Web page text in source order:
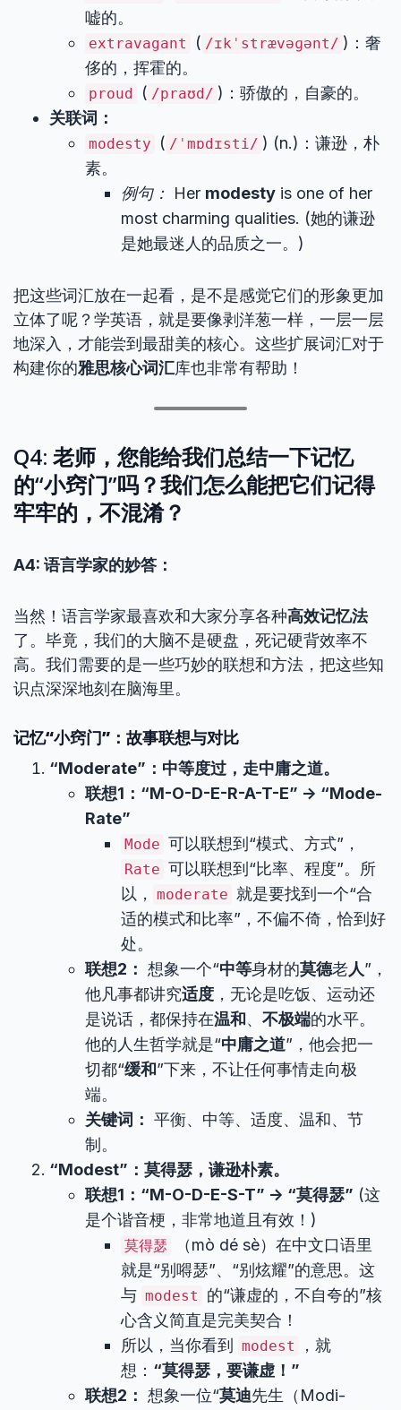
嘘的。
extravagant ( /ɪkˈstrævəɡənt/ )：奢
侈的，挥霍的。
proud ( /praʊd/ )：骄傲的，自豪的。
关联词：
modesty ( /ˈmɒdɪsti/ ) (n.)：谦逊，朴
素。
例句： Her modesty is one of her
most charming qualities. (她的谦逊
是她最迷人的品质之一。)
把这些词汇放在一起看，是不是感觉它们的形象更加
立体了呢？学英语，就是要像剥洋葱一样，一层一层
地深入，才能尝到最甜美的核心。这些扩展词汇对于
构建你的雅思核心词汇库也非常有帮助！
Q4: 老师，您能给我们总结一下记忆
的“小窍门”吗？我们怎么能把它们记得
牢牢的，不混淆？
A4: 语言学家的妙答：
当然！语言学家最喜欢和大家分享各种高效记忆法
了。毕竟，我们的大脑不是硬盘，死记硬背效率不
高。我们需要的是一些巧妙的联想和方法，把这些知
识点深深地刻在脑海里。
记忆“小窍门”：故事联想与对比
“Moderate”：中等度过，走中庸之道。
联想1：“M-O-D-E-R-A-T-E” -> “Mode-
Rate”
Mode 可以联想到“模式、方式”，
Rate 可以联想到“比率、程度”。所
以， moderate 就是要找到一个“合
适的模式和比率”，不偏不倚，恰到好
处。
联想2： 想象一个“中等身材的莫德老人”，
他凡事都讲究适度 ，无论是吃饭、运动还
是说话，都保持在温和、 不极端的水平。
他的人生哲学就是“中庸之道”，他会把一
切都“缓和”下来，不让任何事情走向极
端。
关键词： 平衡、中等、适度、温和、节
制。
“Modest”：莫得瑟，谦逊朴素。
联想1：“M-O-D-E-S-T” -> “莫得瑟” (这
是个谐音梗，非常地道且有效！)
莫得瑟
（mò dé sè）在中文口语里
就是“别嘚瑟”、“别炫耀”的意思。这
与 modest
的“谦虚的，不自夸的”核
心含义简直是完美契合！
所以，当你看到
modest
，就
想： “莫得瑟，要谦虚！”
联想2： 想象一位“莫迪先生（Modi-